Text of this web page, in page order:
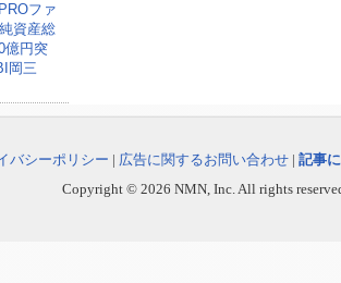
ファ
資産総
億円突
岡三
バシーポリシー | 広告に関するお問い合わせ | 記事
Copyright © 2026 NMN, Inc. All rights